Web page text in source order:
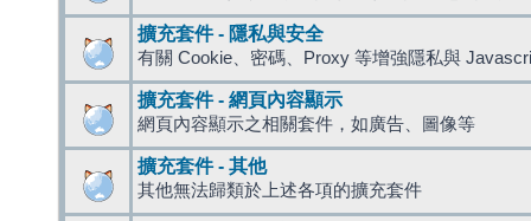
擴充套件 - 隱私與安全
有關 Cookie、密碼、Proxy 等增強隱私與
擴充套件 - 網頁內容顯示
網頁內容顯示之相關套件，如廣告、圖像等
擴充套件 - 其他
其他無法歸類於上述各項的擴充套件